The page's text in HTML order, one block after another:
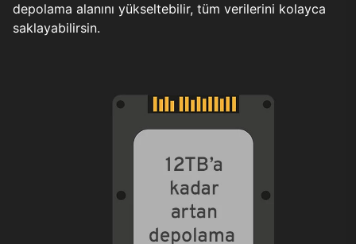
depolama alanını yükseltebilir, tüm verilerini kolayca
saklayabilirsin.